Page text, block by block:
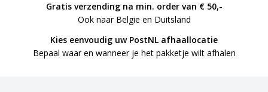
Gratis verzending na min. order van € 50,-
Ook naar Belgie en Duitsland
Kies eenvoudig uw PostNL afhaallocatie
Bepaal waar en wanneer je het pakketje wilt afhalen